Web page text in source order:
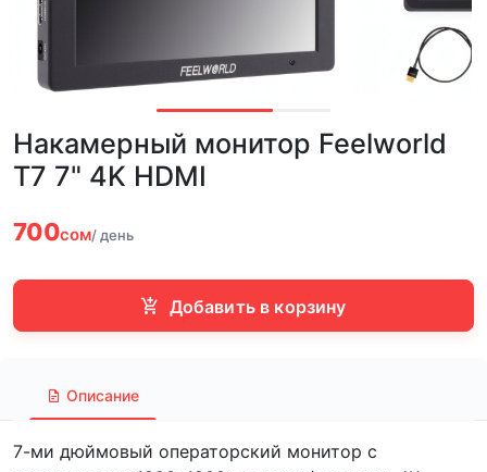
Накамерный монитор Feelworld
T7 7" 4K HDMI
700сом/ день
Добавить в корзину
Описание
7-ми дюймовый операторский монитор с